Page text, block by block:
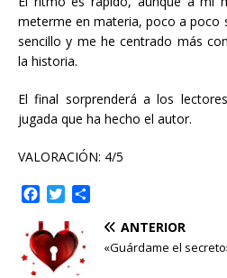
meterme en materia, poco a poco
sencillo y me he centrado más
la historia.
El final sorprenderá a los
jugada que ha hecho el autor.
VALORACIÓN: 4/5
c
e
b
i
t
t
ANTERIOR
«Guárdame el